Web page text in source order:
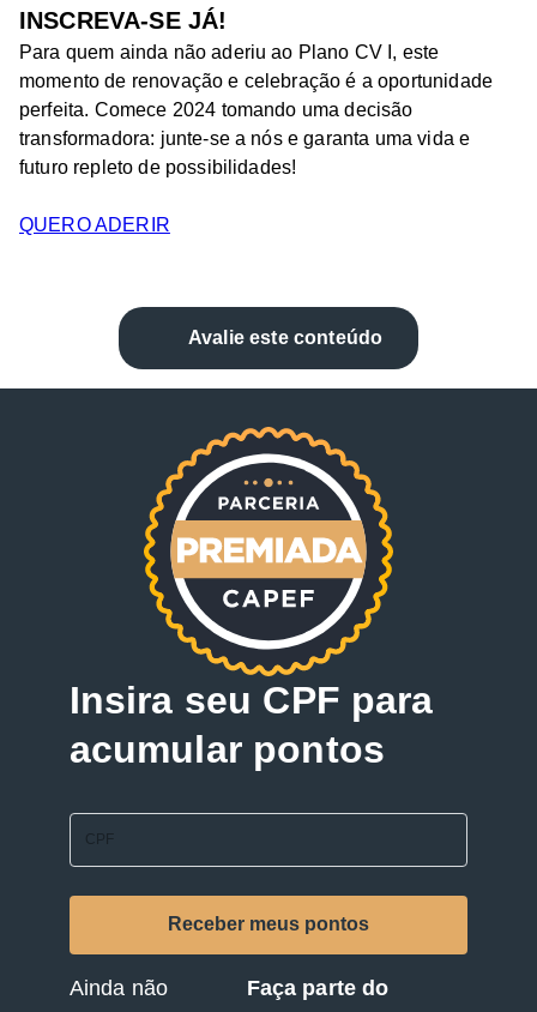
INSCREVA-SE JÁ!
Para quem ainda não aderiu ao Plano CV I, este
momento de renovação e celebração é a oportunidade
perfeita. Comece 2024 tomando uma decisão
transformadora: junte-se a nós e garanta uma vida e
futuro repleto de possibilidades!
QUERO ADERIR
Avalie este conteúdo
Insira seu CPF para
acumular pontos
Ainda não
Faça parte do